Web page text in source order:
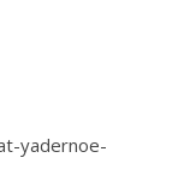
yadernoe-